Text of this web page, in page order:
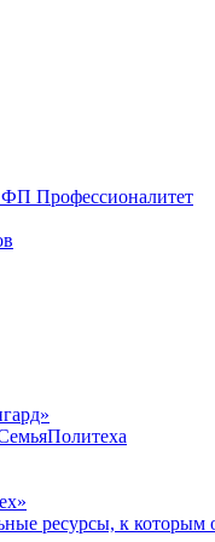
ФП Профессионалитет
ресурсы, к которым